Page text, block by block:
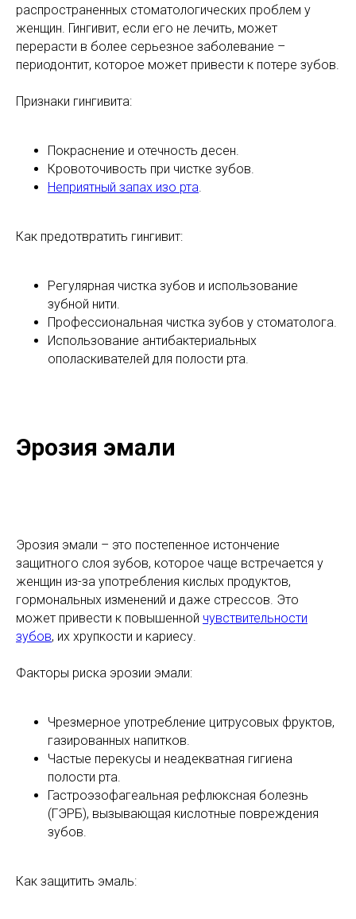
распространенных стоматологических проблем у
женщин. Гингивит, если его не лечить, может
перерасти в более серьезное заболевание –
периодонтит, которое может привести к потере зубов.
Признаки гингивита:
Покраснение и отечность десен.
Кровоточивость при чистке зубов.
Неприятный запах изо рта.
Как предотвратить гингивит:
Регулярная чистка зубов и использование
зубной нити.
Профессиональная чистка зубов у стоматолога.
Использование антибактериальных
ополаскивателей для полости рта.
Эрозия эмали
Эрозия эмали – это постепенное истончение
защитного слоя зубов, которое чаще встречается у
женщин из-за употребления кислых продуктов,
гормональных изменений и даже стрессов. Это
может привести к повышенной чувствительности
зубов, их хрупкости и кариесу.
Факторы риска эрозии эмали:
Чрезмерное употребление цитрусовых фруктов,
газированных напитков.
Частые перекусы и неадекватная гигиена
полости рта.
Гастроэзофагеальная рефлюксная болезнь
(ГЭРБ), вызывающая кислотные повреждения
зубов.
Как защитить эмаль: